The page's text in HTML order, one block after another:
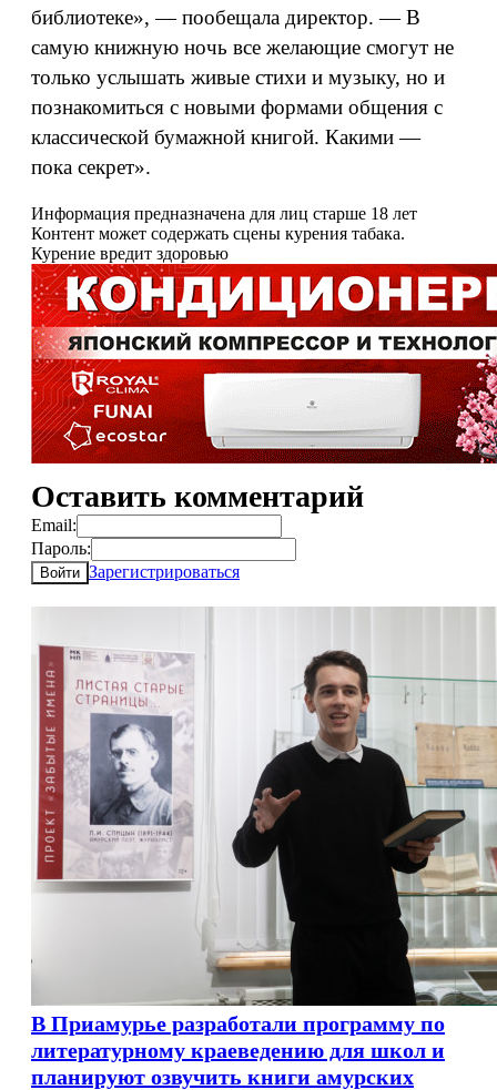
библиотеке», — пообещала директор. — В
самую книжную ночь все желающие смогут не
только услышать живые стихи и музыку, но и
познакомиться с новыми формами общения с
классической бумажной книгой. Какими —
пока секрет».
Информация предназначена для лиц старше 18 лет
Контент может содержать сцены курения табака.
Курение вредит здоровью
Оставить комментарий
Email:
Пароль:
Войти Зарегистрироваться
В Приамурье разработали программу по
литературному краеведению для школ и
планируют озвучить книги амурских